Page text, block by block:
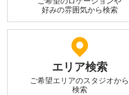
好みの雰囲気から検索
エリア検索
ご希望エリアのスタジオから
検索